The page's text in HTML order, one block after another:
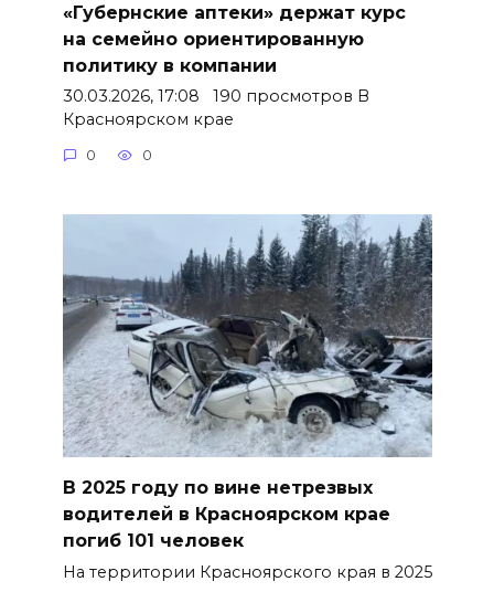
«Губернские аптеки» держат курс
на семейно ориентированную
политику в компании
30.03.2026, 17:08 190 просмотров В
Красноярском крае
0 0
В 2025 году по вине нетрезвых
водителей в Красноярском крае
погиб 101 человек
На территории Красноярского края в 2025